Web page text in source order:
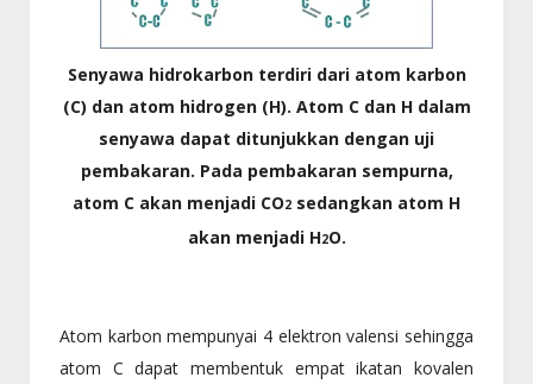
Senyawa hidrokarbon terdiri dari atom karbon
(C) dan atom hidrogen (H). Atom C dan H dalam
senyawa dapat ditunjukkan dengan uji
pembakaran. Pada pembakaran sempurna,
atom C akan menjadi CO2 sedangkan atom H
akan menjadi H2O.
Atom karbon mempunyai 4 elektron valensi sehingga
atom C dapat membentuk empat ikatan kovalen